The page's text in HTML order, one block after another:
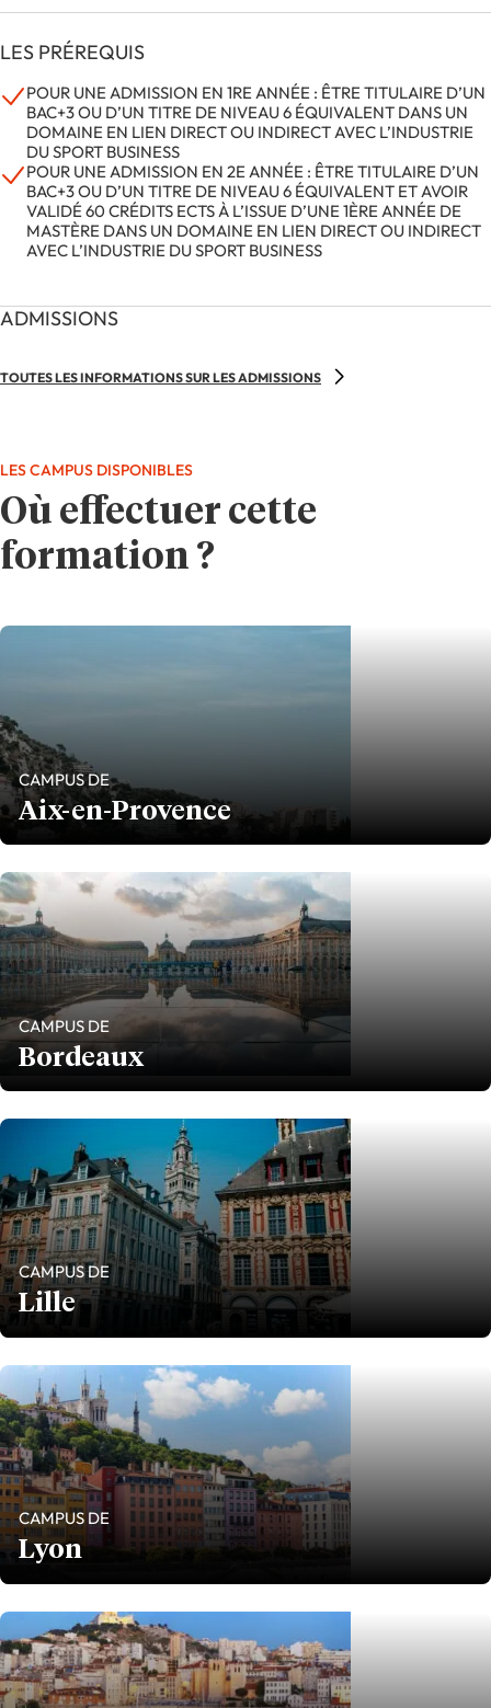
LES PRÉREQUIS
POUR UNE ADMISSION EN 1RE ANNÉE : ÊTRE TITULAIRE D’UN
BAC+3 OU D’UN TITRE DE NIVEAU 6 ÉQUIVALENT DANS UN
DOMAINE EN LIEN DIRECT OU INDIRECT AVEC L’INDUSTRIE
DU SPORT BUSINESS
POUR UNE ADMISSION EN 2E ANNÉE : ÊTRE TITULAIRE D’UN
BAC+3 OU D’UN TITRE DE NIVEAU 6 ÉQUIVALENT ET AVOIR
VALIDÉ 60 CRÉDITS ECTS À L’ISSUE D’UNE 1ÈRE ANNÉE DE
MASTÈRE DANS UN DOMAINE EN LIEN DIRECT OU INDIRECT
AVEC L’INDUSTRIE DU SPORT BUSINESS
ADMISSIONS
TOUTES LES INFORMATIONS SUR LES ADMISSIONS
Où effectuer cette
formation ?
LES CAMPUS DISPONIBLES
CAMPUS DE
Aix-en-Provence
CAMPUS DE
Bordeaux
CAMPUS DE
Lille
CAMPUS DE
Lyon